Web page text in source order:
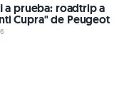
a prueba: roadtrip a
Cupra" de Peugeot